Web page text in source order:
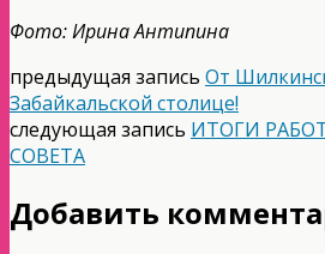
Фото: Ирина Антипина
предыдущая запись От
Забайкальской столице!
следующая запись ИТОГИ
СОВЕТА
Добавить